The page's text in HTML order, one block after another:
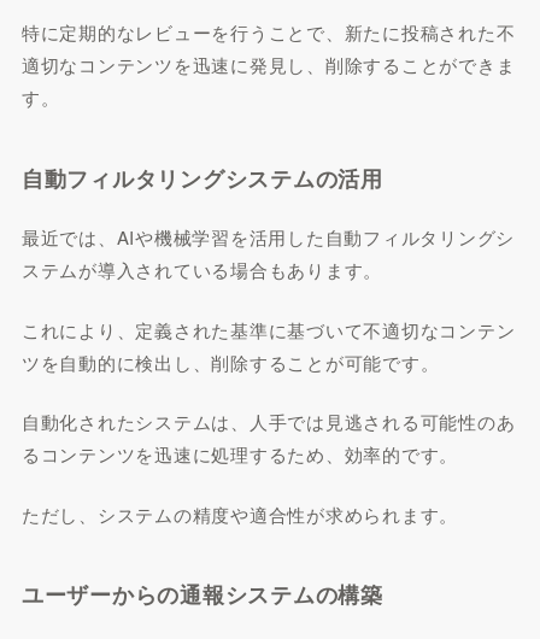
特に定期的なレビューを行うことで、新たに投稿された不
適切なコンテンツを迅速に発見し、削除することができま
す。
自動フィルタリングシステムの活用
最近では、AIや機械学習を活用した自動フィルタリングシ
ステムが導入されている場合もあります。
これにより、定義された基準に基づいて不適切なコンテン
ツを自動的に検出し、削除することが可能です。
自動化されたシステムは、人手では見逃される可能性のあ
るコンテンツを迅速に処理するため、効率的です。
ただし、システムの精度や適合性が求められます。
ユーザーからの通報システムの構築